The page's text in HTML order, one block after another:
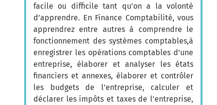
facile ou difficile tant qu’on a la volonté
d’apprendre. En Finance Comptabilité, vous
apprendrez entre autres à comprendre le
fonctionnement des systèmes comptables,à
enregistrer les opérations comptables d’une
entreprise, élaborer et analyser les états
financiers et annexes, élaborer et contrôler
les budgets de l’entreprise, calculer et
déclarer les impôts et taxes de l’entreprise,